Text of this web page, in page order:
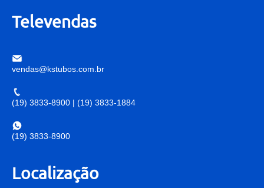
Televendas
vendas@kstubos.com.br
(19) 3833-8900 | (19) 3833-1884
(19) 3833-8900
Localização